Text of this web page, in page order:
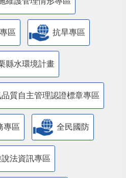
區 抗旱專區
縣水環境計畫
質自主管理認證標章專區
專區 全民國防
說法資訊專區